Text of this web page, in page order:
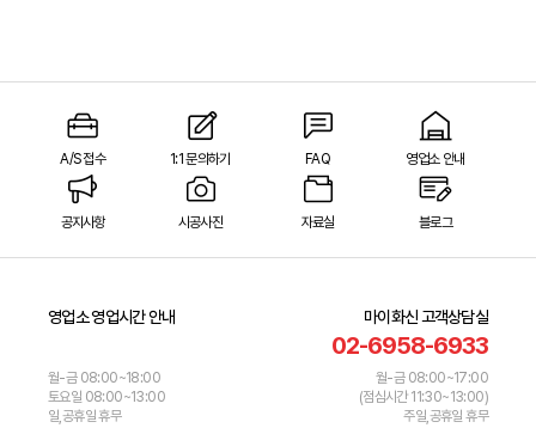
A/S 접수 1:1 문의하기 FAQ 영업소 안내
공지사항 시공사진 자료실 블로그
영업소 영업시간 안내
월-금 08:00~18:00
토요일 08:00~13:00
일,공휴일 휴무
마이화신 고객상담실
02-6958-6933
월-금 08:00~17:00
(점심시간 11:30~13:00)
주일,공휴일 휴무